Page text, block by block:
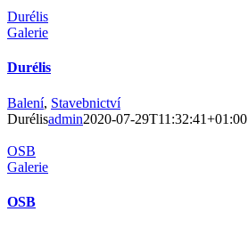
Durélis
Galerie
Durélis
Balení, Stavebnictví
Durélisadmin2020-07-29T11:32:41+01:00
OSB
Galerie
OSB